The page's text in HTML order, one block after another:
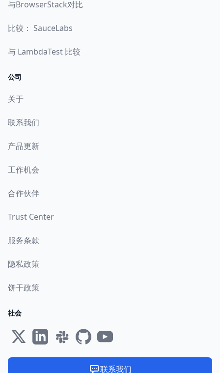
与BrowserStack对比
比较： SauceLabs
与 LambdaTest 比较
公司
关于
联系我们
产品更新
工作机会
合作伙伴
Trust Center
服务条款
隐私政策
饼干政策
社会
联系我们